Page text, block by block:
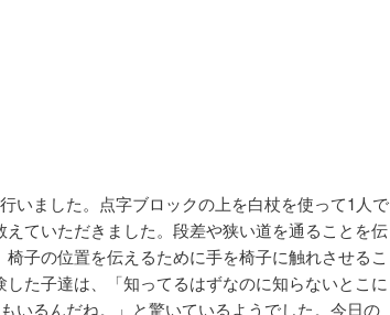
いました。点字ブロックの上を白杖を使って1人で
ていただきました。段差や狭い道を通ることを伝
子の位置を伝えるために手を椅子に触れさせるこ
した子達は、「知ってるはずなのに知らないとこに
いるんだね。」と驚いているようでした。今日の